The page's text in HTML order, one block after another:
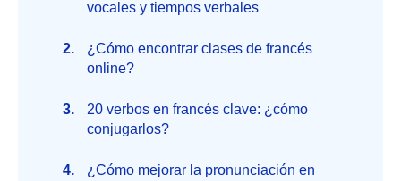
vocales y tiempos verbales
¿Cómo encontrar clases de francés
online?
20 verbos en francés clave: ¿cómo
conjugarlos?
¿Cómo mejorar la pronunciación en